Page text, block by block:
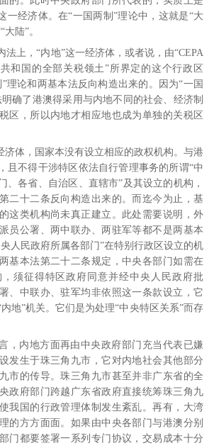
一经济体。在“一国两制”理论中，这就是“大
陆”。
法上，“内地”这一经济体，或者说，由“CEPA
和国的全部关税领土”所界定的这个行政区
理论和两基本法反向构造出来的。因为“一国
确了港澳得采用与内地不同的社会、经济制
区，所以内地才相应地也成为单独的关税区
济体，国家本没有设立相应的政权机构。与港
且不得干涉特区依法自行管理事务的所谓“中
、各省、自治区、直辖市”及其设立的机构，
二十二条反向构造出来的。而迄今为止，基
这类机构尚未真正建立。此处需要说明，外
员公署、两中联办、两驻军等都不是两基本
人民政府所属各部门”在特别行政区设立的机
基本法第二十二条规定，中央各部门如需在
须征得特区政府同意并经中央人民政府批
、中联办、驻军均非依照这一条款设立，它
地”机关。它们是为处理“中央特区关系”而存
，内地方面再由中央政府部门充当代表已嫌
发生于珠三角九市，它对内地社会其他部分
市的传导。珠三角九市甚至并非广东省的全
政府部门跨越广东省政府直接统筹珠三角九
我国的行政管理体制发生紊乱。再有，大湾
的方方面面。如果由中央各部门与港澳分别
门都要签署一系列专门协议，交易成本十分